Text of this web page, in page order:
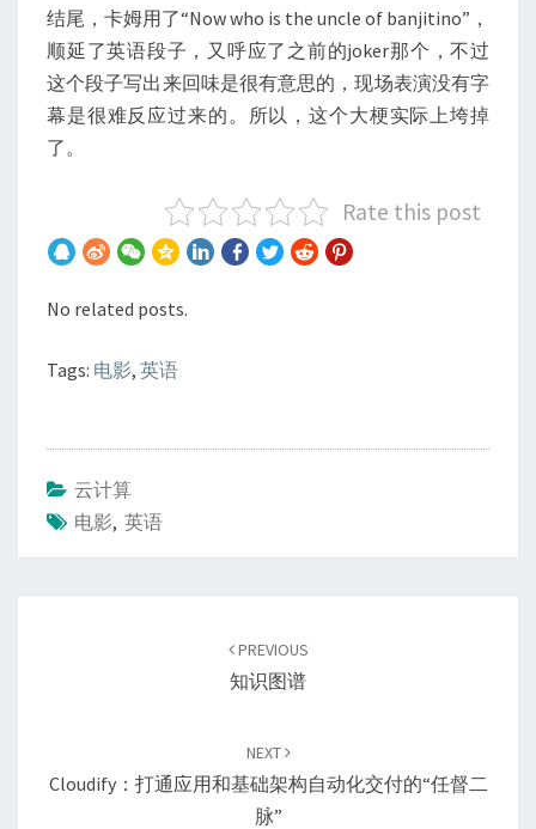
结尾，卡姆用了“Now who is the uncle of banjitino”，
顺延了英语段子，又呼应了之前的joker那个，不过
这个段子写出来回味是很有意思的，现场表演没有字
幕是很难反应过来的。所以，这个大梗实际上垮掉
了。
Rate this post
No related posts.
Tags: 电影, 英语
云计算
电影, 英语
PREVIOUS
知识图谱
NEXT
Cloudify：打通应用和基础架构自动化交付的“任督二
脉”